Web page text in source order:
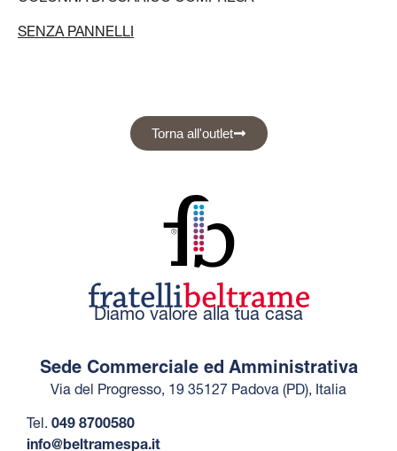
SENZA PANNELLI
Torna all'outlet
Diamo valore alla tua casa
Sede Commerciale ed Amministrativa
Via del Progresso, 19 35127 Padova (PD), Italia
Tel. 049 8700580
info@beltramespa.it